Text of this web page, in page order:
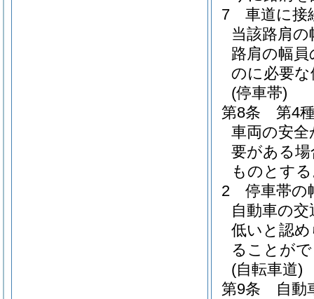
7
車道に接
当該路肩
路肩の幅
のに必要
(停車帯)
第8条
第4
車両の安
要がある
ものとす
2
停車帯の
自動車の
低いと認
ることが
(自転車道)
第9条
自動